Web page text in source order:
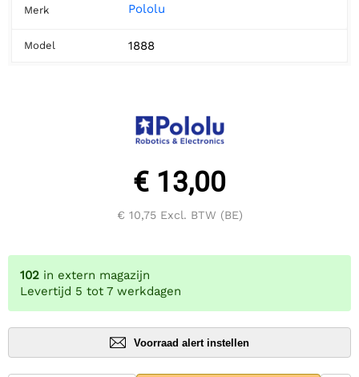
Merk Pololu
Model 1888
€ 13,00
€ 10,75Excl. BTW (BE)
102 in extern magazijn
Levertijd 5 tot 7 werkdagen
Voorraad alert instellen